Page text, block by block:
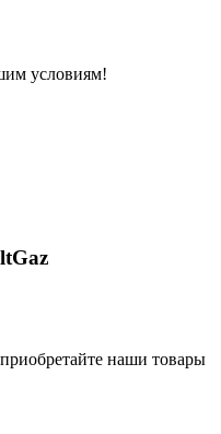
условиям!
наши товары